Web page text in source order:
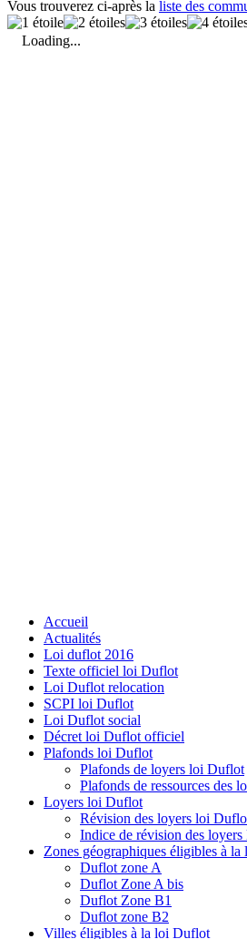
Vous trouverez ci-après la liste des
Loading...
Accueil
Actualités
Loi duflot 2016
Texte officiel loi Duflot
Loi Duflot relocation
SCPI loi Duflot
Loi Duflot social
Décret loi Duflot officiel
Plafonds loi Duflot
Plafonds de loyers loi Duflot
Plafonds de ressources des
Loyers loi Duflot
Révision des loyers loi
Indice de révision des
Zones géographiques éligibles à
Duflot zone A
Duflot Zone A bis
Duflot Zone B1
Duflot zone B2
Villes éligibles à la loi Duflot